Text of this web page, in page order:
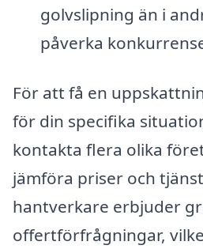
golvslipning än i
påverka
För att få en
för din specifika
kontakta flera olika
jämföra priser och
hantverkare erbjuder
offertförfrågningar,